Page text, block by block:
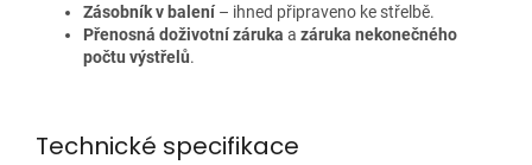
Zásobník v balení – ihned připraveno ke střelbě.
Přenosná doživotní záruka a záruka nekonečného
počtu výstřelů.
Technické specifikace